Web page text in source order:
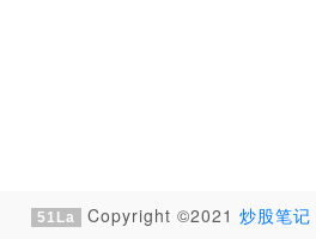
51La Copyright ©2021 炒股笔记